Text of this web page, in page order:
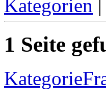
Kategorien |
1 Seite